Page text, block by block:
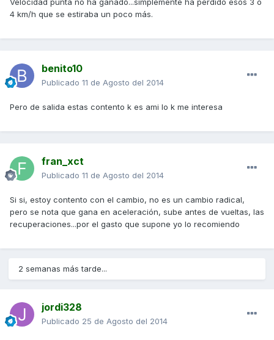
Velocidad punta no ha ganado...simplemente ha perdido esos 3 o
4 km/h que se estiraba un poco más.
benito10
Publicado 11 de Agosto del 2014
Pero de salida estas contento k es ami lo k me interesa
fran_xct
Publicado 11 de Agosto del 2014
Si si, estoy contento con el cambio, no es un cambio radical,
pero se nota que gana en aceleración, sube antes de vueltas, las
recuperaciones...por el gasto que supone yo lo recomiendo
2 semanas más tarde...
jordi328
Publicado 25 de Agosto del 2014